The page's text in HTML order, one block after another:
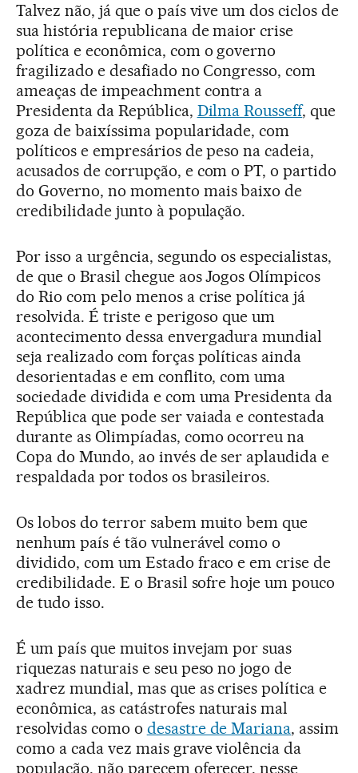
Talvez não, já que o país vive um dos ciclos de
sua história republicana de maior crise
política e econômica, com o governo
fragilizado e desafiado no Congresso, com
ameaças de impeachment contra a
Presidenta da República, Dilma Rousseff, que
goza de baixíssima popularidade, com
políticos e empresários de peso na cadeia,
acusados de corrupção, e com o PT, o partido
do Governo, no momento mais baixo de
credibilidade junto à população.
Por isso a urgência, segundo os especialistas,
de que o Brasil chegue aos Jogos Olímpicos
do Rio com pelo menos a crise política já
resolvida. É triste e perigoso que um
acontecimento dessa envergadura mundial
seja realizado com forças políticas ainda
desorientadas e em conflito, com uma
sociedade dividida e com uma Presidenta da
República que pode ser vaiada e contestada
durante as Olimpíadas, como ocorreu na
Copa do Mundo, ao invés de ser aplaudida e
respaldada por todos os brasileiros.
Os lobos do terror sabem muito bem que
nenhum país é tão vulnerável como o
dividido, com um Estado fraco e em crise de
credibilidade. E o Brasil sofre hoje um pouco
de tudo isso.
É um país que muitos invejam por suas
riquezas naturais e seu peso no jogo de
xadrez mundial, mas que as crises política e
econômica, as catástrofes naturais mal
resolvidas como o desastre de Mariana, assim
como a cada vez mais grave violência da
população, não parecem oferecer, nesse